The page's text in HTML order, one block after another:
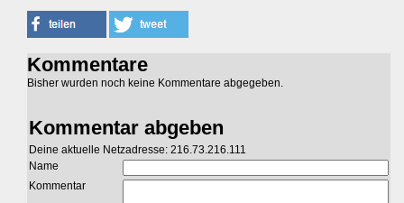
Kommentare
Bisher wurden noch keine Kommentare abgegeben.
Kommentar abgeben
Deine aktuelle Netzadresse: 216.73.216.111
Name
Kommentar